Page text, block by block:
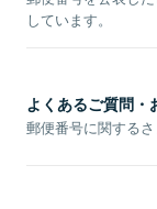
しています。
よくあるご質問・
郵便番号に関する